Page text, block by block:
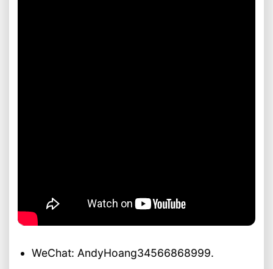
WeChat: AndyHoang34566868999.